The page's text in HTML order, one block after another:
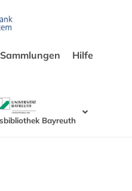
Sammlungen Hilfe
Bayreuth